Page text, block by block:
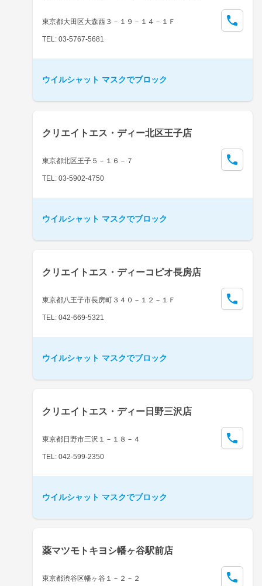
東京都大田区大森西３－１９－１４－１Ｆ
TEL: 03-5767-5681
ウイルシャット マスクでブロック
クリエイトエス・ディー北区王子店
東京都北区王子５－１６－７
TEL: 03-5902-4750
ウイルシャット マスクでブロック
クリエイトエス・ディーコピオ長房店
東京都八王子市長房町３４０－１２－１Ｆ
TEL: 042-669-5321
ウイルシャット マスクでブロック
クリエイトエス・ディー日野三沢店
東京都日野市三沢１－１８－４
TEL: 042-599-2350
ウイルシャット マスクでブロック
薬マツモトキヨシ幡ヶ谷駅前店
東京都渋谷区幡ヶ谷１－２－２